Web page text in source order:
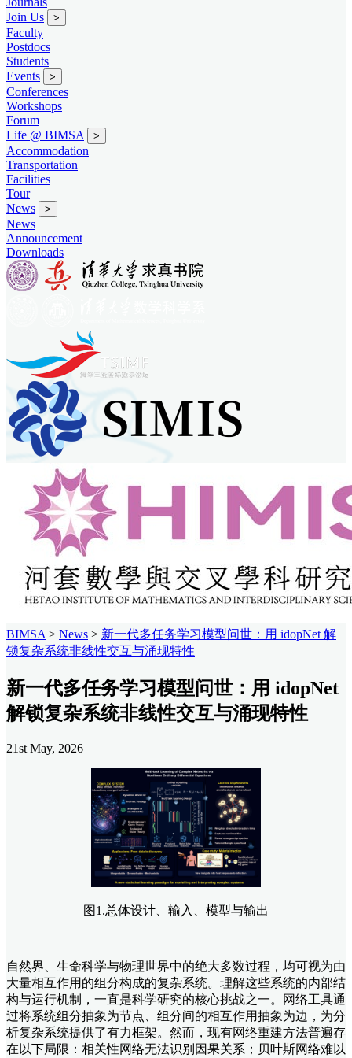
Join Us
>
Faculty
Postdocs
Students
Events
>
Conferences
Workshops
Forum
Life @ BIMSA
>
Accommodation
Transportation
Facilities
Tour
News
>
News
Announcement
Downloads
BIMSA > News > 新一代多任务学习模型问世：用 idopNet 解
锁复杂系统非线性交互与涌现特性
新一代多任务学习模型问世：用 idopNet
解锁复杂系统非线性交互与涌现特性
21st May, 2026
图1.总体设计、输入、模型与输出
自然界、生命科学与物理世界中的绝大多数过程，均可视为由
大量相互作用的组分构成的复杂系统。理解这些系统的内部结
构与运行机制，一直是科学研究的核心挑战之一。网络工具通
过将系统组分抽象为节点、组分间的相互作用抽象为边，为分
析复杂系统提供了有力框架。然而，现有网络重建方法普遍存
在以下局限：相关性网络无法识别因果关系；贝叶斯网络难以